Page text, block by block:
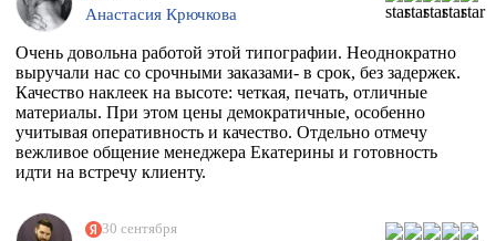
Анастасия Крючкова
Очень довольна работой этой типографии. Неоднократно
выручали нас со срочными заказами- в срок, без задержек.
Качество наклеек на высоте: четкая, печать, отличные
материалы. При этом цены демократичные, особенно
учитывая оперативность и качество. Отдельно отмечу
вежливое общение менеджера Екатерины и готовность
идти на встречу клиенту.
30 сентября